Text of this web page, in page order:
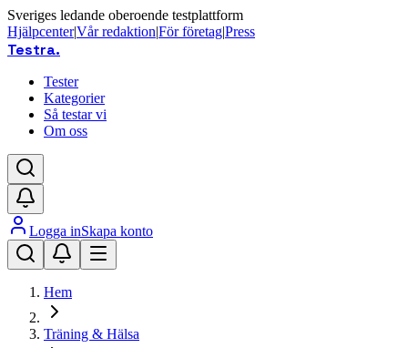
Sveriges ledande oberoende testplattform
Hjälpcenter|Vår redaktion|För företag|Press
Testra.
Tester
Kategorier
Så testar vi
Om oss
Logga inSkapa konto
Hem
Träning & Hälsa